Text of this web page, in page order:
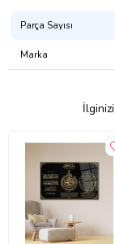
Parça Sayısı
Marka